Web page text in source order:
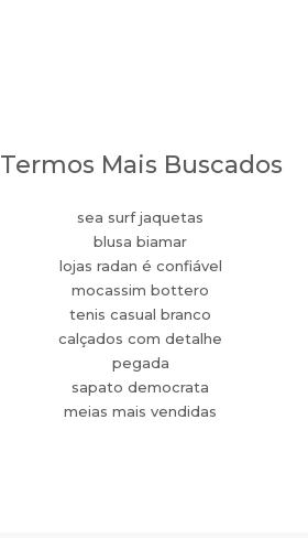
Termos Mais Buscados
sea surf jaquetas
blusa biamar
lojas radan é confiável
mocassim bottero
tenis casual branco
calçados com detalhe
pegada
sapato democrata
meias mais vendidas